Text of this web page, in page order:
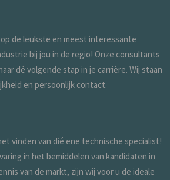
de leukste en meest interessante
bij jou in de regio! Onze consultants
dé volgende stap in je carrière. Wij staan
en persoonlijk contact.
vinden van dié ene technische specialist!
in het bemiddelen van kandidaten in
van de markt, zijn wij voor u de ideale